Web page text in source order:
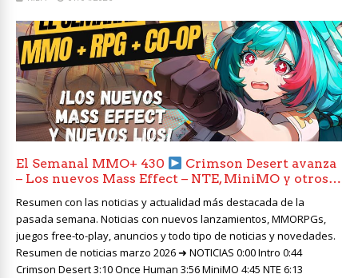
El Semanal MMO+ 430
Crimson Desert avanza
– Los nuevos Mass Effect – NTE, MiniMO y otros…
Resumen con las noticias y actualidad más destacada de la
pasada semana. Noticias con nuevos lanzamientos, MMORPGs,
juegos free-to-play, anuncios y todo tipo de noticias y novedades.
Resumen de noticias marzo 2026 ➜ NOTICIAS 0:00 Intro 0:44
Crimson Desert 3:10 Once Human 3:56 MiniMO 4:45 NTE 6:13